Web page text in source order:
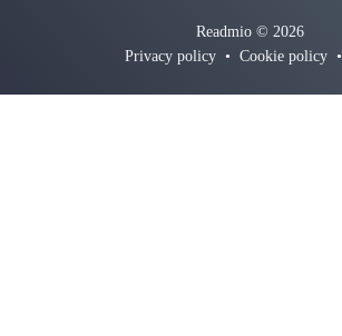
Readmio © 2026
Privacy policy • Cookie policy •